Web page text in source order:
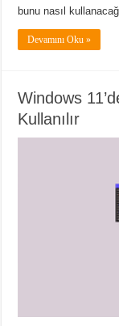
bunu nasıl
Devamını Oku »
Windows
Kullanılır